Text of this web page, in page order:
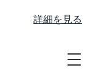
詳細を見る